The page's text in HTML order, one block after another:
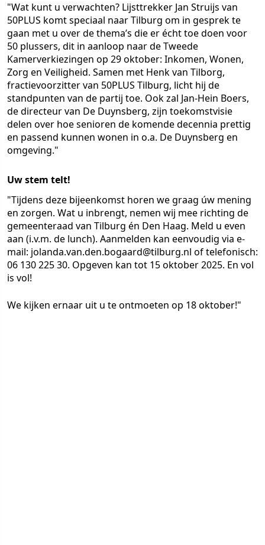
"Wat kunt u verwachten? Lijsttrekker Jan Struijs van
50PLUS komt speciaal naar Tilburg om in gesprek te
gaan met u over de thema’s die er écht toe doen voor
50 plussers, dit in aanloop naar de Tweede
Kamerverkiezingen op 29 oktober: Inkomen, Wonen,
Zorg en Veiligheid. Samen met Henk van Tilborg,
fractievoorzitter van 50PLUS Tilburg, licht hij de
standpunten van de partij toe. Ook zal Jan-Hein Boers,
de directeur van De Duynsberg, zijn toekomstvisie
delen over hoe senioren de komende decennia prettig
en passend kunnen wonen in o.a. De Duynsberg en
omgeving."
Uw stem telt!
"Tijdens deze bijeenkomst horen we graag úw mening
en zorgen. Wat u inbrengt, nemen wij mee richting de
gemeenteraad van Tilburg én Den Haag. Meld u even
aan (i.v.m. de lunch). Aanmelden kan eenvoudig via e-
mail: jolanda.van.den.bogaard@tilburg.nl of telefonisch:
06 130 225 30. Opgeven kan tot 15 oktober 2025. En vol
is vol!
We kijken ernaar uit u te ontmoeten op 18 oktober!"